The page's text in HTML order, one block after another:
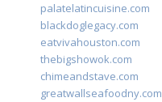
palatelatincuisine.com
blackdoglegacy.com
eatvivahouston.com
thebigshowok.com
chimeandstave.com
greatwallseafoodny.com